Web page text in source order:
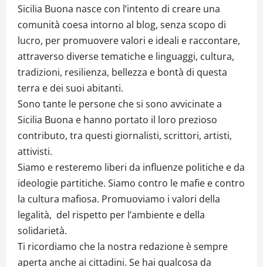
Sicilia Buona nasce con l’intento di creare una
comunità coesa intorno al blog, senza scopo di
lucro, per promuovere valori e ideali e raccontare,
attraverso diverse tematiche e linguaggi, cultura,
tradizioni, resilienza, bellezza e bontà di questa
terra e dei suoi abitanti.
Sono tante le persone che si sono avvicinate a
Sicilia Buona e hanno portato il loro prezioso
contributo, tra questi giornalisti, scrittori, artisti,
attivisti.
Siamo e resteremo liberi da influenze politiche e da
ideologie partitiche. Siamo contro le mafie e contro
la cultura mafiosa. Promuoviamo i valori della
legalità, del rispetto per l’ambiente e della
solidarietà.
Ti ricordiamo che la nostra redazione è sempre
aperta anche ai cittadini. Se hai qualcosa da